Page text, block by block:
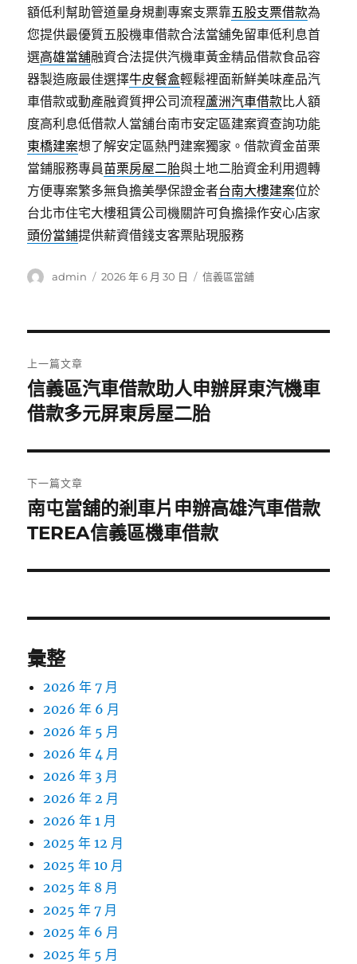
額低利幫助管道量身規劃專案支票靠五股支票借款為
您提供最優質五股機車借款合法當舖免留車低利息首
選高雄當舖融資合法提供汽機車黃金精品借款食品容
器製造廠最佳選擇牛皮餐盒輕鬆裡面新鮮美味產品汽
車借款或動產融資質押公司流程蘆洲汽車借款比人額
度高利息低借款人當舖台南市安定區建案資查詢功能
東橋建案想了解安定區熱門建案獨家。借款資金苗栗
當鋪服務專員苗栗房屋二胎與土地二胎資金利用週轉
方便專案繁多無負擔美學保證金者台南大樓建案位於
台北市住宅大樓租賃公司機關許可負擔操作安心店家
頭份當鋪提供薪資借錢支客票貼現服務
作
admin
發
2026 年 6 月 30 日
分
信義區當舖
章
導
覽
上一篇文章
上
一
文
章:
信義區汽車借款助人申辦屏東汽機車
借款多元屏東房屋二胎
下一篇文章
下
一
文
南屯當舖的剎車片申辦高雄汽車借款
TEREA信義區機車借款
彙整
2026 年 7 月
2026 年 6 月
2026 年 5 月
2026 年 4 月
2026 年 3 月
2026 年 2 月
2026 年 1 月
2025 年 12 月
2025 年 10 月
2025 年 8 月
2025 年 7 月
2025 年 6 月
2025 年 5 月